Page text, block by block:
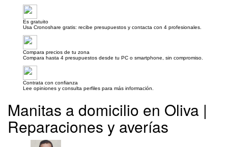
Es gratuito
Usa Cronoshare gratis: recibe presupuestos y contacta con 4 profesionales.
Compara precios de tu zona
Compara hasta 4 presupuestos desde tu PC o smartphone, sin compromiso.
Contrata con confianza
Lee opiniones y consulta perfiles para más información.
Manitas a domicilio en Oliva |
Reparaciones y averías